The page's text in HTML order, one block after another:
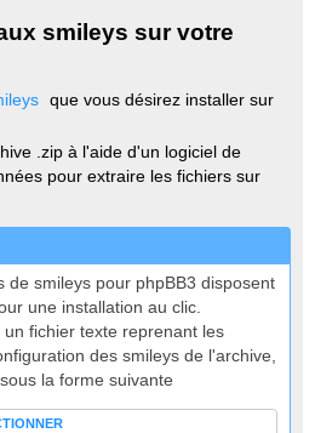
smileys sur votre
que vous désirez installer sur
.zip à l'aide d'un logiciel de
pour extraire les fichiers sur
de smileys pour phpBB3 disposent
une installation au clic.
fichier texte reprenant les
des smileys de l'archive,
la forme suivante